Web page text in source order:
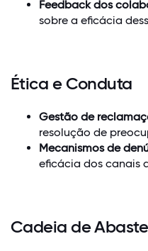
Feedback dos
sobre a eficácia
Ética e Conduta
Gestão de
resolução de
Mecanismos de
eficácia dos canais
Cadeia de